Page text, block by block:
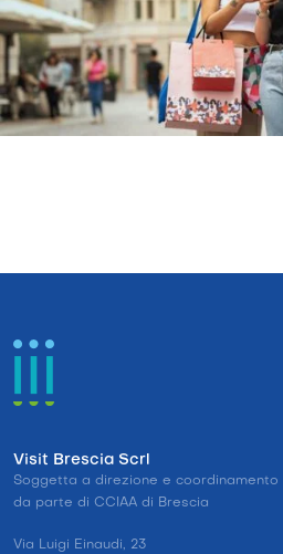
Visit Brescia Scrl
Soggetta a direzione e coordinamento
da parte di CCIAA di Brescia
Via Luigi Einaudi, 23